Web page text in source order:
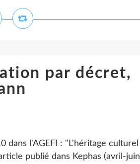
par décret,
l'AGEFI : "L'héritage culturel
publié dans Kephas (avril-juin